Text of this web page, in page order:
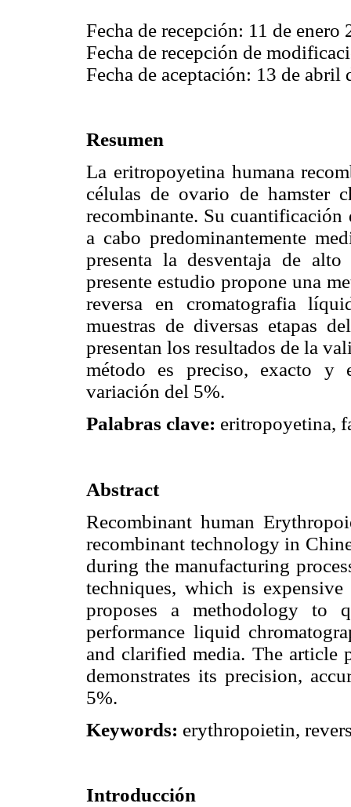
Fecha de recepción: 11 de enero
Fecha de recepción de
Fecha de aceptación: 13 de abril
Resumen
La eritropoyetina humana
células de ovario de hamster
recombinante. Su
a cabo predominantemente
presenta la desventaja de
presente estudio propone una
reversa en cromatografia
muestras de diversas etapas
presentan los resultados de la
método es preciso, exacto y
variación del 5%.
Palabras clave: eritropoyetina,
Abstract
Recombinant human
recombinant technology in
during the manufacturing
techniques, which is
proposes a methodology to
performance liquid
and clarified media. The article
demonstrates its precision,
5%.
Keywords: erythropoietin,
Introducción